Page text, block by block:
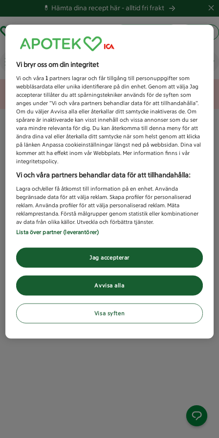
💊 Hämta dina recept här -alltid fri frakt
Vad letar du efter idag?
Unknown error
Vi bryr oss om din integritet
Vi och våra1 partners lagrar och får tillgång till personuppgifter som
webbläsardata eller unika identifierare på din enhet. Genom att välja Jag
accepterar tillåter du att spårningstekniker används för de syften som
anges under ”Vi och våra partners behandlar data för att tillhandahålla”.
Om du väljer Avvisa alla eller återkallar ditt samtycke inaktiveras de. Om
spårare är inaktiverade kan visst innehåll och vissa annonser som du ser
vara mindre relevanta för dig. Du kan återkomma till denna meny för att
ändra dina val eller återkalla ditt samtycke när som helst genom att klicka
på länken Anpassa cookieinställningar längst ned på webbsidan. Dina val
kommer att ha effekt inom vår Webbplats. Mer information finns i vår
integritetspolicy.
Vi och våra partners behandlar data för att tillhandahålla:
Lagra och/eller få åtkomst till information på en enhet. Använda
begränsade data för att välja reklam. Skapa profiler för personaliserad
reklam. Använda profiler för att välja personaliserad reklam. Mäta
reklamprestanda. Förstå målgrupper genom statistik eller kombinationer
av data från olika källor. Utveckla och förbättra tjänster.
Lista över partner (leverantörer)
Avvisa alla
Jag accepterar
Visa syften